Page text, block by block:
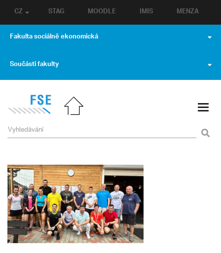
STAG MOODLE IMIS MENZA
CZ
Fakulta sociálně ekonomická
Součásti fakulty